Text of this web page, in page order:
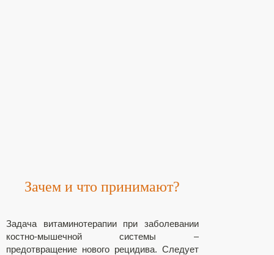
Зачем и что принимают?
Задача витаминотерапии при заболевании
костно-мышечной системы –
предотвращение нового рецидива. Следует